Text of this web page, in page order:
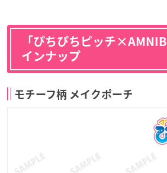
「ぴちぴちピッチ
インナップ
モチーフ柄 メイクポーチ